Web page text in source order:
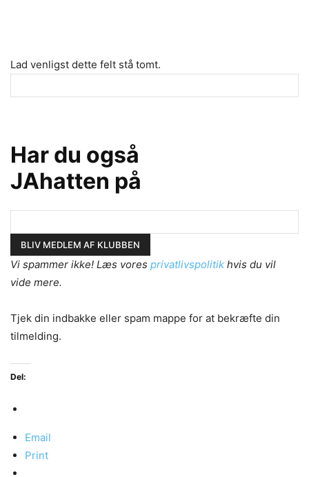
Lad venligst dette felt stå tomt.
Har du også
JAhatten på
Vi spammer ikke! Læs vores privatlivspolitik hvis du vil
vide mere.
Tjek din indbakke eller spam mappe for at bekræfte din
tilmelding.
Del:
Email
Print